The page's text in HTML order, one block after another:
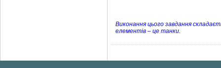
Виконання цього завдання
елементів – це танки.